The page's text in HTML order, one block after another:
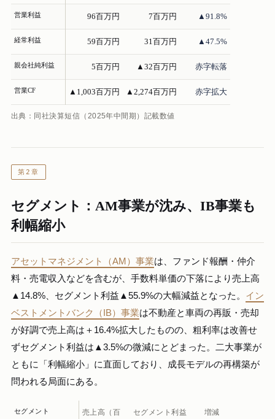
営業利益 96百万円 7百万円 ▲91.8%
経常利益 59百万円 31百万円 ▲47.5%
親会社純利益 5百万円 ▲32百万円 赤字転落
営業CF ▲1,003百万円 ▲2,274百万円 赤字拡大
出典：同社決算短信（2025年中間期）記載数値
第2章
セグメント：AM事業が沈み、IB事業も
利幅縮小
アセットマネジメント（AM）事業は、ファンド報酬・仲介
料・売電収入などを含むが、手数料単価の下落により売上高
▲14.8%、セグメント利益▲55.9%の大幅減益となった。 イン
ベストメントバンク（IB）事業は不動産と車両の再販・売却
が好調で売上高は＋16.4%拡大したものの、粗利率は改善せ
ずセグメント利益は▲3.5%の微減にとどまった。二大事業が
ともに「利幅縮小」に直面しており、成長モデルの再構築が
問われる局面にある。
セグメント
売上高（百
セグメント利益
増減